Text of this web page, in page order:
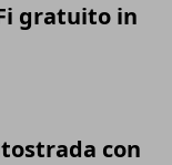
gratuito in
con